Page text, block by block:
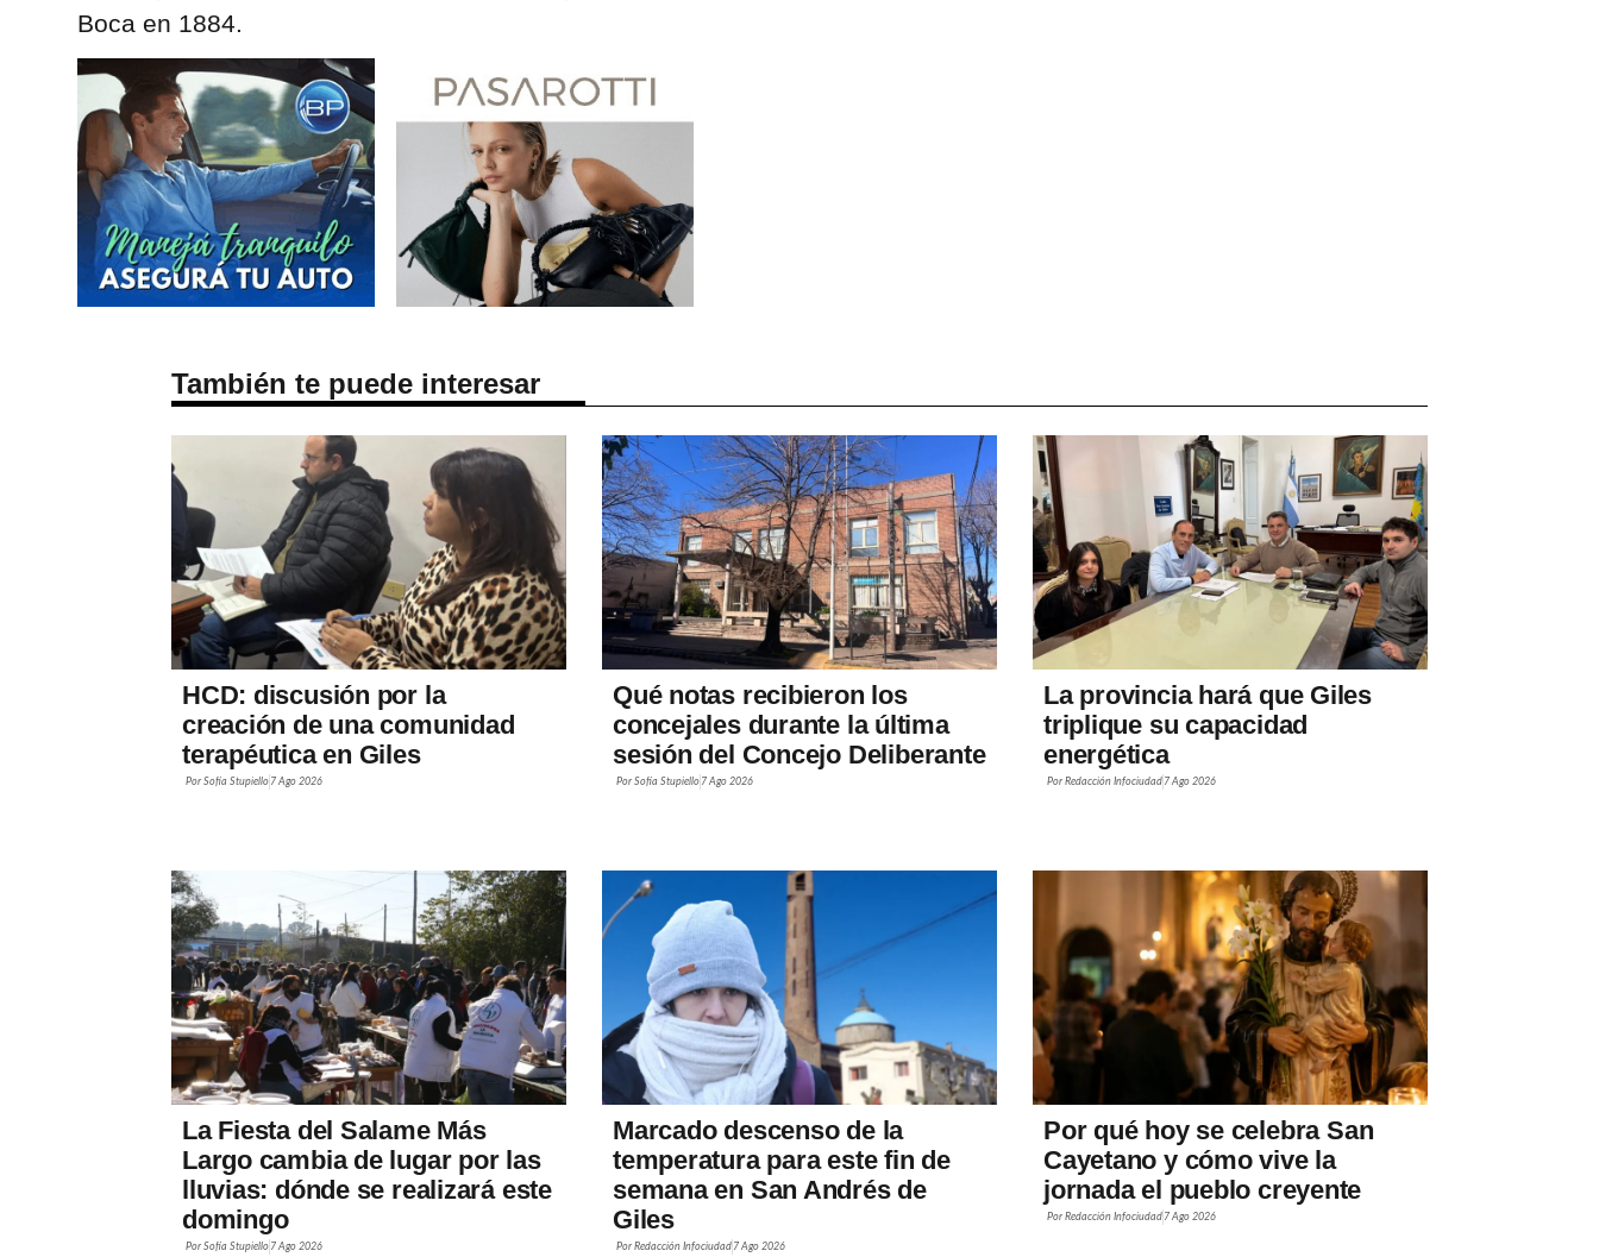
Boca en 1884.
También te puede interesar
HCD: discusión por la
creación de una comunidad
terapéutica en Giles
Por Sofía Stupiello 7 Ago 2026
Qué notas recibieron los
concejales durante la última
sesión del Concejo Deliberante
Por Sofía Stupiello 7 Ago 2026
La provincia hará que Giles
triplique su capacidad
energética
Por Redacción Infociudad 7 Ago 2026
La Fiesta del Salame Más
Largo cambia de lugar por las
lluvias: dónde se realizará este
domingo
Por Sofía Stupiello 7 Ago 2026
Marcado descenso de la
temperatura para este fin de
semana en San Andrés de
Giles
Por Redacción Infociudad 7 Ago 2026
Por qué hoy se celebra San
Cayetano y cómo vive la
jornada el pueblo creyente
Por Redacción Infociudad 7 Ago 2026